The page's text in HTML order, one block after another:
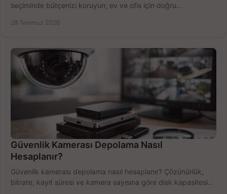
seçiminde bütçenizi koruyun; ev ve ofis için doğru
28 Temmuz 2026
Güvenlik Kamerası Depolama Nasıl
Hesaplanır?
Güvenlik kamerası depolama nasıl hesaplanır? Çözünürlük,
bitrate, kayıt süresi ve kamera sayısına göre disk kapasitesini